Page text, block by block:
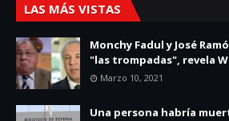
LAS MÁS VISTAS
Monchy Fadul y José
"las trompadas", revela
Marzo 10, 2021
Una persona habría